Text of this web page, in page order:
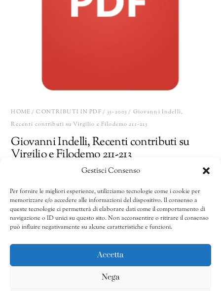
Gestisci Consenso
Per fornire le migliori esperienze, utilizziamo tecnologie come i cookie per
memorizzare e/o accedere alle informazioni del dispositivo. Il consenso a
queste tecnologie ci permetterà di elaborare dati come il comportamento di
navigazione o ID unici su questo sito. Non acconsentire o ritirare il consenso
può influire negativamente su alcune caratteristiche e funzioni.
Accetta
Nega
HOME /CONTRIBUTI IN PDF/35-2005/ Giovanni Indelli,
Recenti contributi su Virgilio e Filodemo 211-213
Giovanni Indelli, Recenti contributi su
Virgilio e Filodemo 211-213
Giovanni
Indelli,
Recenti
contributi
Virgilio
AGGIUNGI AL CARRELLO Share
CATEGORIE:32/2002-40/2010,35-2005,Contributi in pdf